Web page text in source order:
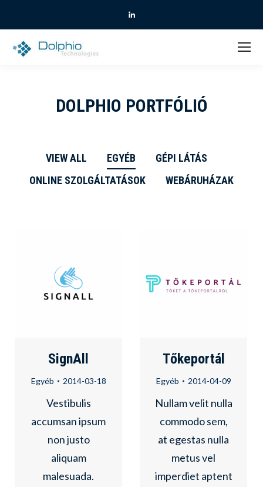
DOLPHIO PORTFÓLIÓ
VIEW ALL EGYÉB
GÉPI LÁTÁS
ONLINE SZOLGÁLTATÁSOK
WEBÁRUHÁZAK
SignAll
Egyéb 2014-03-18
Vestibulis
accumsan ipsum
non justo
aliquam
malesuada.
Tőkeportál
Egyéb 2014-04-09
Nullam velit nulla
commodo sem,
at egestas nulla
metus vel
imperdiet aptent